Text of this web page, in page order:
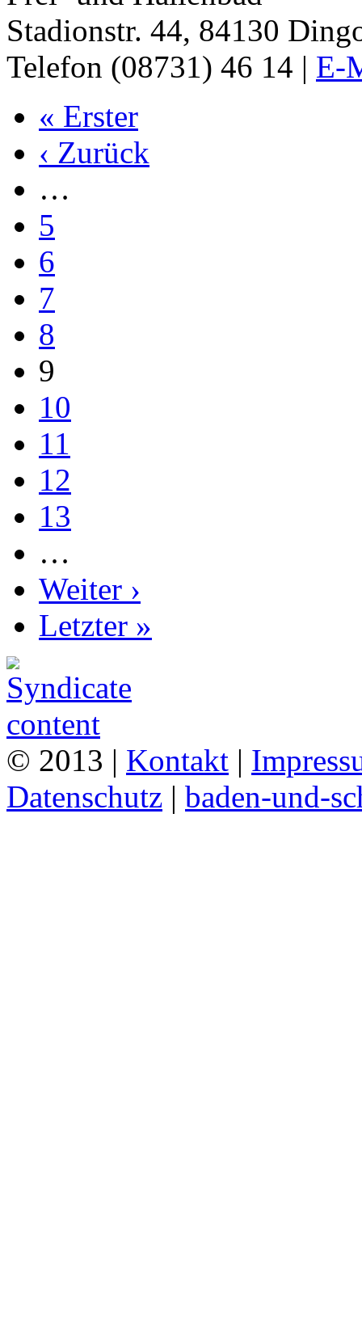
Stadionstr. 44, 84130
Telefon (08731) 46 14 | E-
« Erster
‹ Zurück
…
5
6
7
8
9
10
11
12
13
…
Weiter ›
Letzter »
© 2013 | Kontakt |
Datenschutz | baden-und-